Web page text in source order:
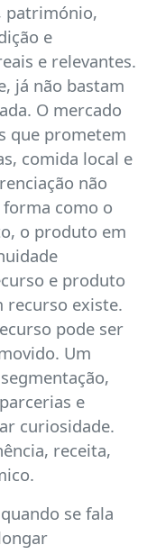
património,
e
e relevantes.
já não bastam
O mercado
que prometem
comida local e
não
forma como o
o produto em
e produto
recurso existe.
pode ser
Um
e
curiosidade.
receita,
se fala